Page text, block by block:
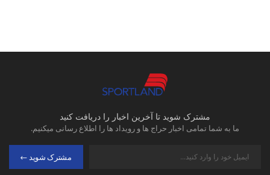
مشترک شوید تا آخرین اخبار را دریافت کنید
ما به شما تمامی اخبار حراج ها و رویداد ها را اطلاع رسانی میکنیم.
مشترک شوید